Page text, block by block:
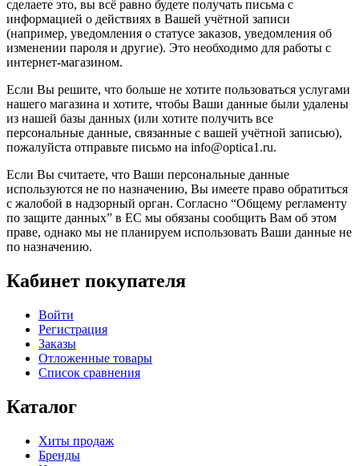
сделаете это, вы всё равно будете получать письма с
информацией о действиях в Вашей учётной записи
(например, уведомления о статусе заказов, уведомления об
изменении пароля и другие). Это необходимо для работы с
интернет-магазином.
Если Вы решите, что больше не хотите пользоваться услугами
нашего магазина и хотите, чтобы Ваши данные были удалены
из нашей базы данных (или хотите получить все
персональные данные, связанные с вашей учётной записью),
пожалуйста отправьте письмо на info@optica1.ru.
Если Вы считаете, что Ваши персональные данные
используются не по назначению, Вы имеете право обратиться
с жалобой в надзорный орган. Согласно “Общему регламенту
по защите данных” в ЕС мы обязаны сообщить Вам об этом
праве, однако мы не планируем использовать Ваши данные не
по назначению.
Кабинет покупателя
Войти
Регистрация
Заказы
Отложенные товары
Список сравнения
Каталог
Хиты продаж
Бренды